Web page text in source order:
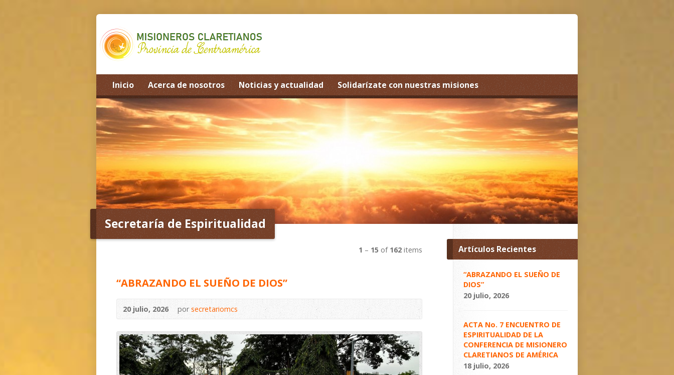
Inicio Acerca de nosotros Noticias y actualidad Solidarízate con nuestras misiones
Secretaría de Espiritualidad
1 – 15 of 162 items
“ABRAZANDO EL SUEÑO DE DIOS”
20 julio, 2026 porsecretariomcs
Artículos Recientes
“ABRAZANDO EL SUEÑO DE
DIOS”
20 julio, 2026
ACTA No. 7 ENCUENTRO DE
ESPIRITUALIDAD DE LA
CONFERENCIA DE MISIONERO
CLARETIANOS DE AMÉRICA
18 julio, 2026